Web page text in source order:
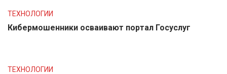
ТЕХНОЛОГИИ
Кибермошенники осваивают портал Госуслуг
ТЕХНОЛОГИИ